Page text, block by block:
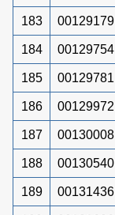
183 00129179
184 00129754
185 00129781
186 00129972
187 00130008
188 00130540
189 00131436